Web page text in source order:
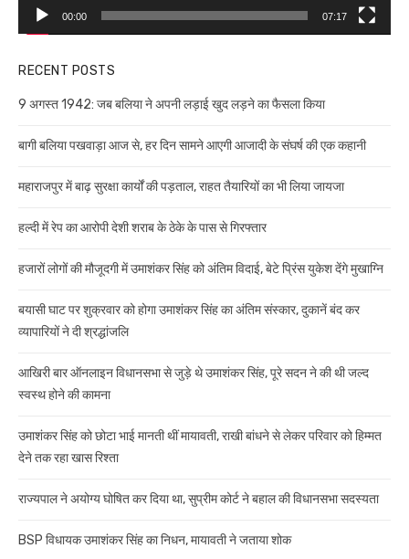
00:00 07:17
RECENT POSTS
9 अगस्त 1942: जब बलिया ने अपनी लड़ाई खुद लड़ने का फैसला किया
बागी बलिया पखवाड़ा आज से, हर दिन सामने आएगी आजादी के संघर्ष की एक कहानी
महाराजपुर में बाढ़ सुरक्षा कार्यों की पड़ताल, राहत तैयारियों का भी लिया जायजा
हल्दी में रेप का आरोपी देशी शराब के ठेके के पास से गिरफ्तार
हजारों लोगों की मौजूदगी में उमाशंकर सिंह को अंतिम विदाई, बेटे प्रिंस युकेश देंगे मुखाग्नि
बयासी घाट पर शुक्रवार को होगा उमाशंकर सिंह का अंतिम संस्कार, दुकानें बंद कर
व्यापारियों ने दी श्रद्धांजलि
आखिरी बार ऑनलाइन विधानसभा से जुड़े थे उमाशंकर सिंह, पूरे सदन ने की थी जल्द
स्वस्थ होने की कामना
उमाशंकर सिंह को छोटा भाई मानती थीं मायावती, राखी बांधने से लेकर परिवार को हिम्मत
देने तक रहा खास रिश्ता
राज्यपाल ने अयोग्य घोषित कर दिया था, सुप्रीम कोर्ट ने बहाल की विधानसभा सदस्यता
BSP विधायक उमाशंकर सिंह का निधन, मायावती ने जताया शोक